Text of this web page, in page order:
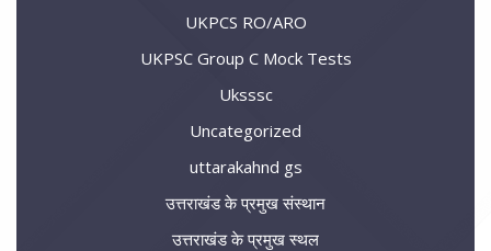
UKPCS RO/ARO
UKPSC Group C Mock Tests
Uksssc
Uncategorized
uttarakahnd gs
उत्तराखंड के प्रमुख संस्थान
उत्तराखंड के प्रमुख स्थल